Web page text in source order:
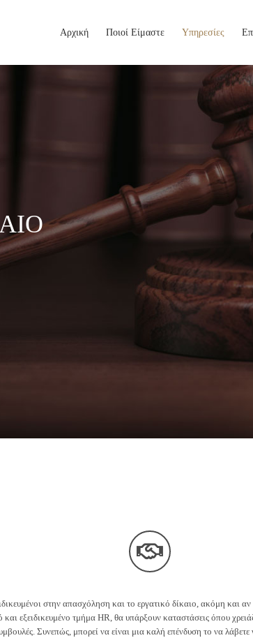
Αρχική Ποιοί Είμαστε Υπηρεσίες
στην απασχόληση και το εργατικό δίκαιο, ακόμη και αν
και εξειδικευμένο τμήμα HR, θα υπάρξουν καταστάσεις όπου
Συνεπώς, μπορεί να είναι μια καλή επένδυση το να λάβετε